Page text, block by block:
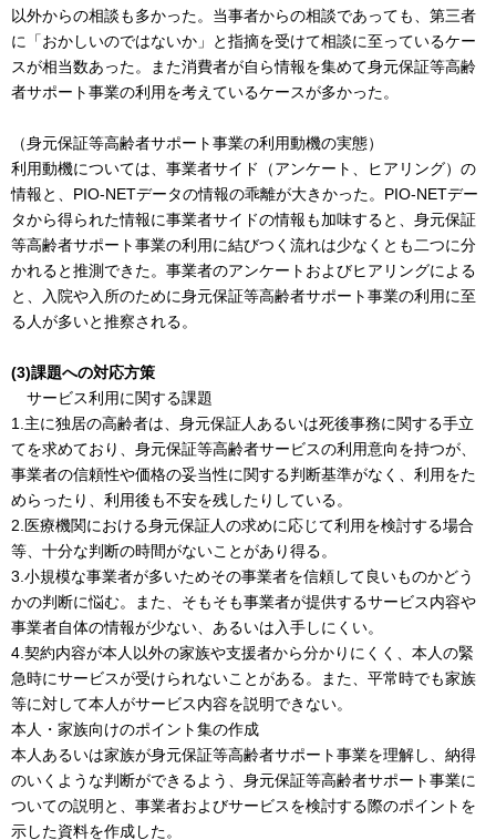
以外からの相談も多かった。当事者からの相談であっても、第三者
に「おかしいのではないか」と指摘を受けて相談に至っているケー
スが相当数あった。また消費者が自ら情報を集めて身元保証等高齢
者サポート事業の利用を考えているケースが多かった。
（身元保証等高齢者サポート事業の利用動機の実態）
利用動機については、事業者サイド（アンケート、ヒアリング）の
情報と、PIO-NETデータの情報の乖離が大きかった。PIO-NETデー
タから得られた情報に事業者サイドの情報も加味すると、身元保証
等高齢者サポート事業の利用に結びつく流れは少なくとも二つに分
かれると推測できた。事業者のアンケートおよびヒアリングによる
と、入院や入所のために身元保証等高齢者サポート事業の利用に至
る人が多いと推察される。
(3)課題への対応方策
サービス利用に関する課題
1.主に独居の高齢者は、身元保証人あるいは死後事務に関する手立
てを求めており、身元保証等高齢者サービスの利用意向を持つが、
事業者の信頼性や価格の妥当性に関する判断基準がなく、利用をた
めらったり、利用後も不安を残したりしている。
2.医療機関における身元保証人の求めに応じて利用を検討する場合
等、十分な判断の時間がないことがあり得る。
3.小規模な事業者が多いためその事業者を信頼して良いものかどう
かの判断に悩む。また、そもそも事業者が提供するサービス内容や
事業者自体の情報が少ない、あるいは入手しにくい。
4.契約内容が本人以外の家族や支援者から分かりにくく、本人の緊
急時にサービスが受けられないことがある。また、平常時でも家族
等に対して本人がサービス内容を説明できない。
本人・家族向けのポイント集の作成
本人あるいは家族が身元保証等高齢者サポート事業を理解し、納得
のいくような判断ができるよう、身元保証等高齢者サポート事業に
ついての説明と、事業者およびサービスを検討する際のポイントを
示した資料を作成した。